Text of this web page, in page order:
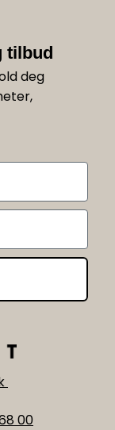
tilbud
deg
00